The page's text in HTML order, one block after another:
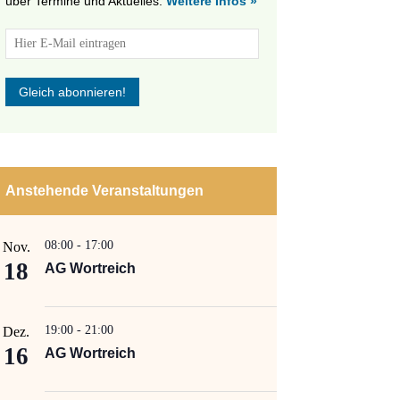
Anstehende Veranstaltungen
Nov.
18
08:00 - 17:00
AG Wortreich
Dez.
16
19:00 - 21:00
AG Wortreich